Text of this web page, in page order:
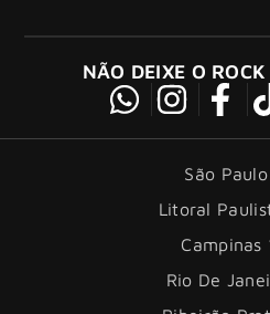
NÃO DEIXE O
São
Litoral
Campinas
Rio De